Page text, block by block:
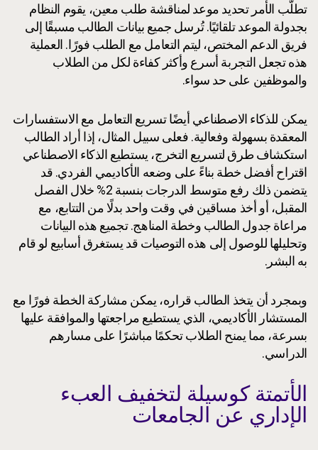
تطلّب الأمر تحديد موعد لمناقشة طلب معين، يقوم النظام
بجدولة الموعد تلقائيًا. تُرسل جميع بيانات الطالب مسبقًا إلى
فريق الدعم المختص، ليتم التعامل مع الطلب فورًا. العملية
هذه تجعل التجربة أسرع وأكثر كفاءة لكل من الطلاب
والموظفين على حد سواء.
يمكن للذكاء الاصطناعي أيضًا تسريع التعامل مع الاستفسارات
المعقدة بسهولة وفعالية. فعلى سبيل المثال، إذا أراد الطالب
استكشاف طرق لتسريع التخرج، يستطيع الذكاء الاصطناعي
اقتراح أفضل خطة بناءً على وضعه الأكاديمي الفردي. قد
يتضمن ذلك رفع متوسط الدرجات بنسبة 2% خلال الفصل
المقبل، أو أخذ مساقين في وقت واحد بدلًا من التتابع، مع
مراعاة جدول الطالب وخطة المناهج. تجميع هذه البيانات
وتحليلها للوصول إلى هذه التوصيات قد يستغرق أسابيع لو قام
به البشر.
وبمجرد أن يتخذ الطالب قراره، يمكن مشاركة الخطة فورًا مع
المستشار الأكاديمي، الذي يستطيع مراجعتها والموافقة عليها
بسرعة، مما يمنح الطلاب تحكمًا مباشرًا على مسارهم
الدراسي.
الأتمتة كوسيلة لتخفيف العبء
الإداري عن الجامعات